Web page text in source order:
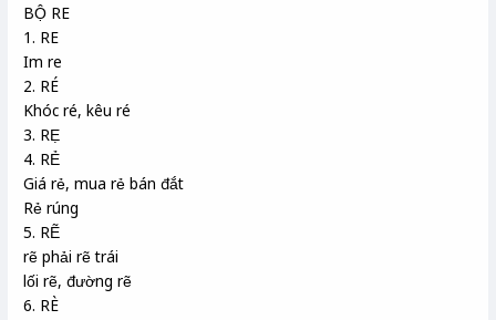
BỘ RE
1. RE
Im re
2. RÉ
Khóc ré, kêu ré
3. RẸ
4. RẺ
Giá rẻ, mua rẻ bán đắt
Rẻ rúng
5. RẼ
rẽ phải rẽ trái
lối rẽ, đường rẽ
6. RÈ